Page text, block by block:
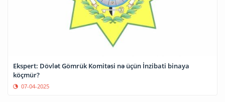
Ekspert: Dövlət Gömrük Komitəsi nə üçün İnzibati binaya
köçmür?
07-04-2025